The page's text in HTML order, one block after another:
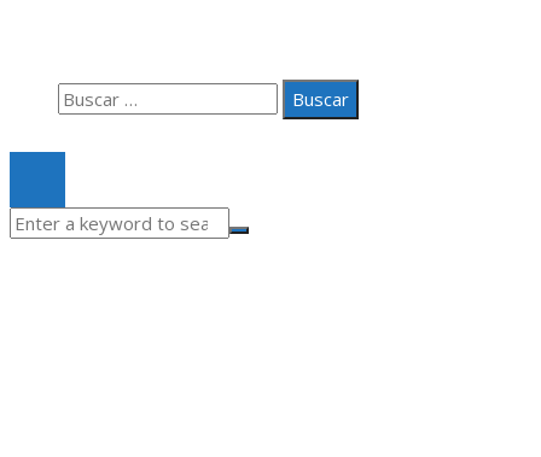
Buscar: